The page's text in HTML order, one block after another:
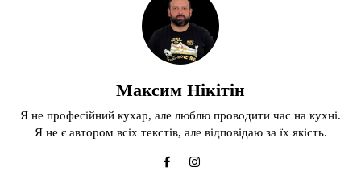
Максим Нікітін
Я не професійний кухар, але люблю проводити час на кухні.
Я не є автором всіх текстів, але відповідаю за їх якість.